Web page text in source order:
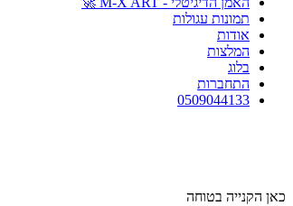
תמונות עגולות
אודות
המלצות
בלוג
התחברות
0509044133
כאן הקנייה בטוחה